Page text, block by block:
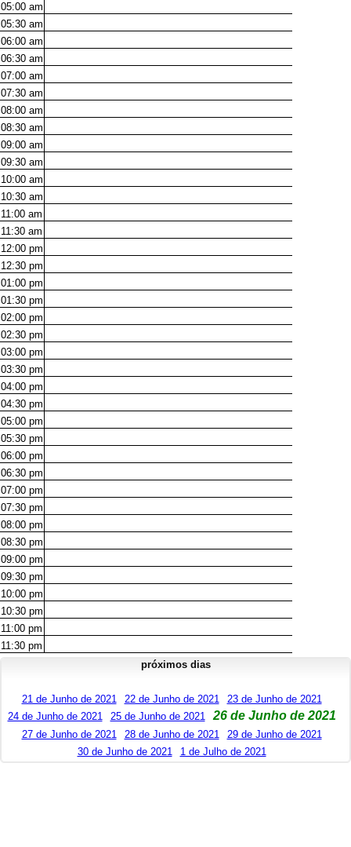
05:00 am
05:30 am
06:00 am
06:30 am
07:00 am
07:30 am
08:00 am
08:30 am
09:00 am
09:30 am
10:00 am
10:30 am
11:00 am
11:30 am
12:00 pm
12:30 pm
01:00 pm
01:30 pm
02:00 pm
02:30 pm
03:00 pm
03:30 pm
04:00 pm
04:30 pm
05:00 pm
05:30 pm
06:00 pm
06:30 pm
07:00 pm
07:30 pm
08:00 pm
08:30 pm
09:00 pm
09:30 pm
10:00 pm
10:30 pm
11:00 pm
11:30 pm
próximos dias
21 de Junho de 2021 22 de Junho de 2021
23 de Junho de 2021
24 de Junho de 2021
25 de Junho de 2021 26 de Junho de 2021
27 de Junho de 2021 28 de Junho de 2021
29 de Junho de 2021
30 de Junho de 2021
1 de Julho de 2021